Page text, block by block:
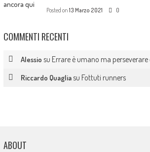
Posted on 13 Marzo 2021 0
COMMENTI RECENTI
Alessio su Errare è umano ma
Riccardo Quagliasu Fottuti runners
ABOUT